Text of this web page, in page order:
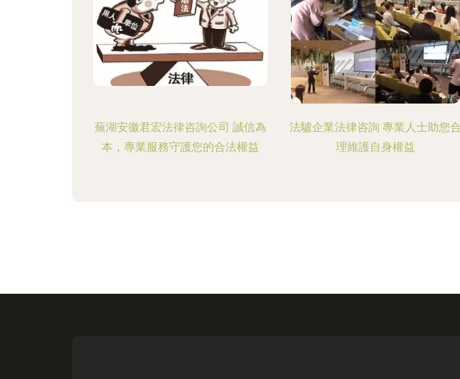
蕪湖安徽君宏法律咨詢公司 誠信為
本，專業服務守護您的合法權益
法驢企業法律咨詢 專業人士助您合
理維護自身權益